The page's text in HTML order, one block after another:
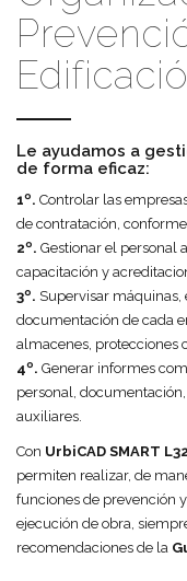
Le ayudamos a
de forma eficaz:
1º. Controlar las
de contratación,
2º. Gestionar el personal
capacitación y
3º. Supervisar máquinas,
documentación de cada
almacenes, protecciones
4º. Generar informes
personal,
auxiliares.
Con UrbiCAD SMART L32
permiten realizar, de
funciones de prevención
ejecución de obra,
recomendaciones de la